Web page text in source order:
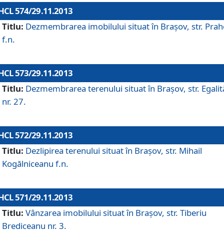
574/29.11.2013
Titlu: Dezmembrarea imobilului situat în Braşov, str.
f.n.
573/29.11.2013
Titlu: Dezmembrarea terenului situat în Braşov, str.
nr. 27.
572/29.11.2013
Titlu: Dezlipirea terenului situat în Braşov, str. Mihail
Kogălniceanu f.n.
571/29.11.2013
Titlu: Vânzarea imobilului situat în Braşov, str. Tiberiu
Brediceanu nr. 3.